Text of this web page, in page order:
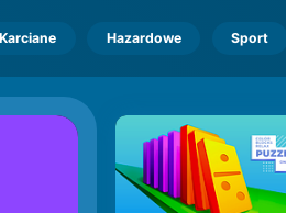
Karciane Hazardowe Sport